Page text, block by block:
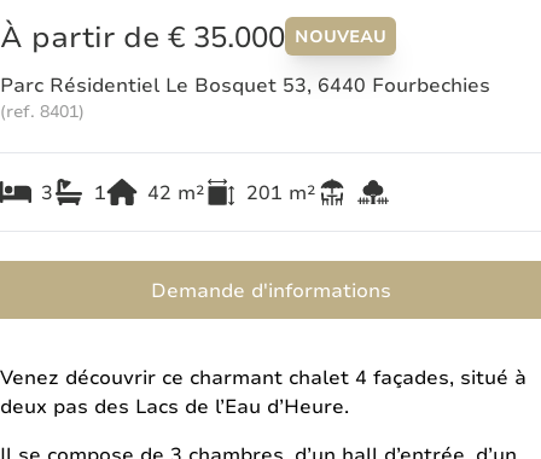
À partir de € 35.000 NOUVEAU
Parc Résidentiel Le Bosquet 53, 6440 Fourbechies
(ref. 8401)
3 1 42 m² 201 m²
Demande d'informations
Venez découvrir ce charmant chalet 4 façades, situé à
deux pas des Lacs de l’Eau d’Heure.